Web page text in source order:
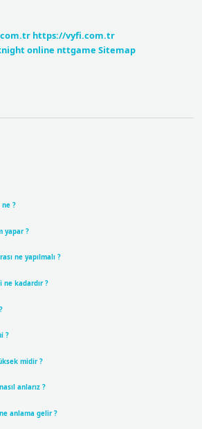
https://vyfi.com.tr
online nttgame Sitemap
?
yapar ?
ne yapılmalı ?
ne kadardır ?
?
midir ?
anlarız ?
anlama gelir ?